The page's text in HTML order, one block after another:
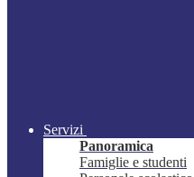
Servizi
Panoramica
Famiglie e studenti